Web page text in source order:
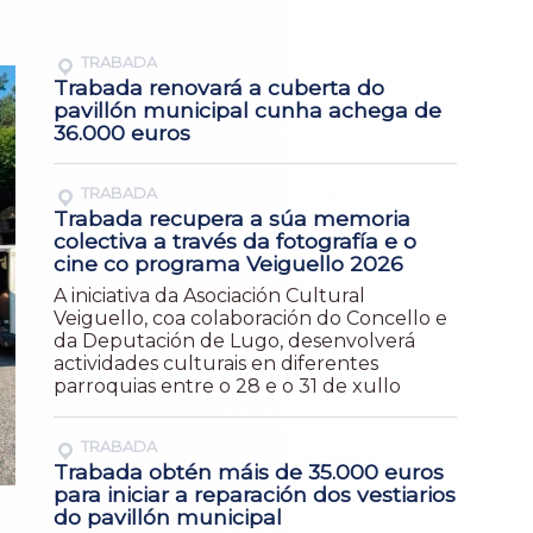
TRABADA
Trabada renovará a cuberta do
pavillón municipal cunha achega de
36.000 euros
TRABADA
Trabada recupera a súa memoria
colectiva a través da fotografía e o
cine co programa Veiguello 2026
A iniciativa da Asociación Cultural
Veiguello, coa colaboración do Concello e
da Deputación de Lugo, desenvolverá
actividades culturais en diferentes
parroquias entre o 28 e o 31 de xullo
TRABADA
Trabada obtén máis de 35.000 euros
para iniciar a reparación dos vestiarios
do pavillón municipal